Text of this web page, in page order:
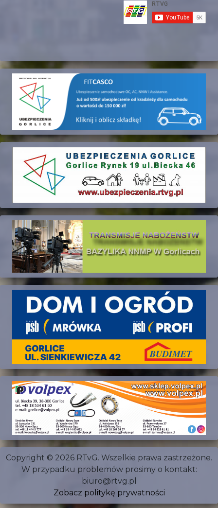
Copyright © 2026 RTvG. Wszelkie prawa zastrzeżone.
W przypadku problemów prosimy o kontakt:
biuro@rtvg.pl
Zobacz politykę prywatności